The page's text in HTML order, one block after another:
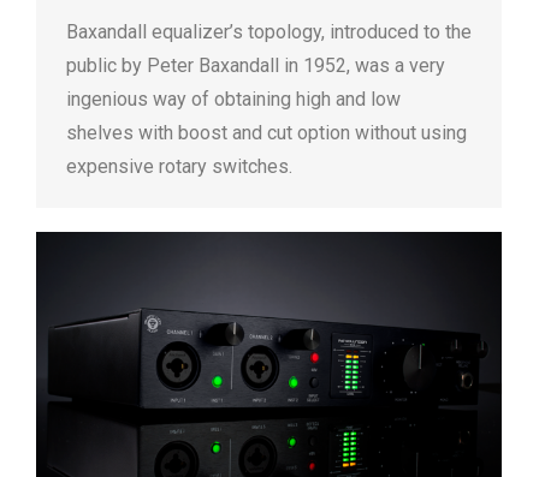
Baxandall equalizer’s topology, introduced to the
public by Peter Baxandall in 1952, was a very
ingenious way of obtaining high and low
shelves with boost and cut option without using
expensive rotary switches.